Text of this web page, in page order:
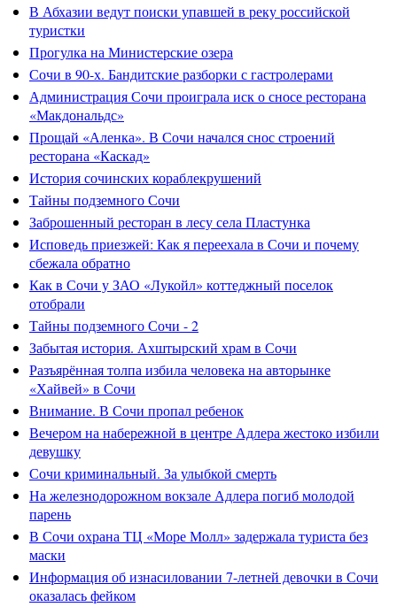
В Абхазии ведут поиски упавшей в реку российской
туристки
Прогулка на Министерские озера
Сочи в 90-х. Бандитские разборки с гастролерами
Администрация Сочи проиграла иск о сносе ресторана
«Макдональдс»
Прощай «Аленка». В Сочи начался снос строений
ресторана «Каскад»
История сочинских кораблекрушений
Тайны подземного Сочи
Заброшенный ресторан в лесу села Пластунка
Исповедь приезжей: Как я переехала в Сочи и почему
сбежала обратно
Как в Сочи у ЗАО «Лукойл» коттеджный поселок
отобрали
Тайны подземного Сочи - 2
Забытая история. Ахштырский храм в Сочи
Разъярённая толпа избила человека на авторынке
«Хайвей» в Сочи
Внимание. В Сочи пропал ребенок
Вечером на набережной в центре Адлера жестоко избили
девушку
Сочи криминальный. За улыбкой смерть
На железнодорожном вокзале Адлера погиб молодой
парень
В Сочи охрана ТЦ «Море Молл» задержала туриста без
маски
Информация об изнасиловании 7-летней девочки в Сочи
оказалась фейком